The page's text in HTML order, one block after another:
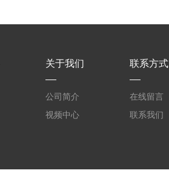
关于我们
公司简介
视频中心
联系方式
在线留言
联系我们